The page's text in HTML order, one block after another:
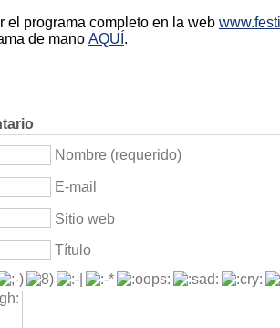
el programa completo en la web
de mano AQUÍ .
Nombre (requerido)
E-mail
Sitio web
Título